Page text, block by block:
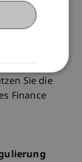
und
zahlreiche
Sie die
Finance